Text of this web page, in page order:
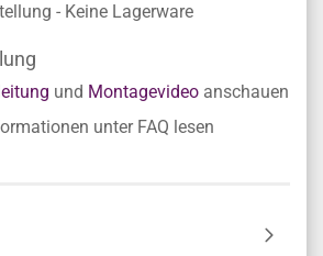
- Keine Lagerware
und Montagevideo anschauen
unter FAQ lesen